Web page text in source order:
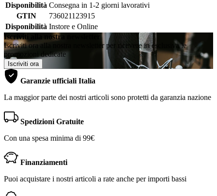
Disponibilità Consegna in 1-2 giorni lavorativi
GTIN
736021123915
Disponibilità Instore e Online
Iscriviti alla nostra newsletter
Iscriviti ora alla nostra newsletter per ricevere in esclusiva le
promozioni dedicate
Iscriviti ora
Garanzie ufficiali Italia
La maggior parte dei nostri articoli sono protetti da garanzia nazione
Spedizioni Gratuite
Con una spesa minima di 99€
Finanziamenti
Puoi acquistare i nostri articoli a rate anche per importi bassi